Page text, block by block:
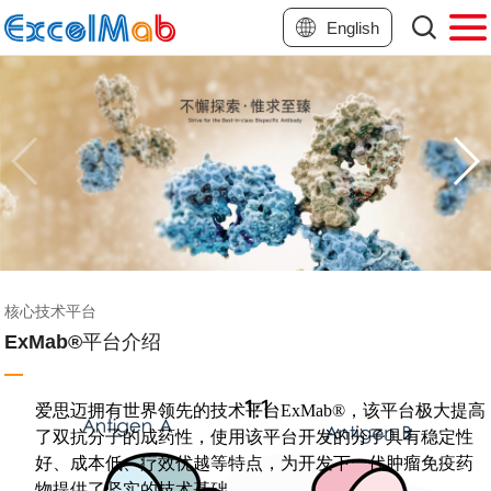
English
核心技术平台
ExMab®平台介绍
爱思迈拥有世界领先的技术平台ExMab®，该平台极大提高
了双抗分子的成药性，使用该平台开发的分子具有稳定性
好、成本低、疗效优越等特点，为开发下一代肿瘤免疫药